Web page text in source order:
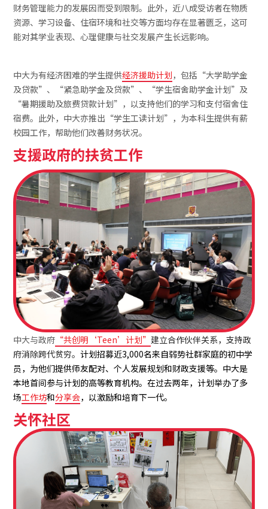
财务管理能力的发展因而受到限制。此外，近八成受访者在物质
资源、学习设备、住宿环境和社交等方面均存在显著匮乏，这可
能对其学业表现、心理健康与社交发展产生长远影响。
中大为有经济困难的学生提供经济援助计划，包括“大学助学金
及贷款”、“紧急助学金及贷款”、“学生宿舍助学金计划”及
“暑期援助及旅费贷款计划”，以支持他们的学习和支付宿舍住
宿费。此外，中大亦推出“学生工读计划”，为本科生提供有薪
校园工作，帮助他们改善财务状况。
支援政府的扶贫工作
中大与政府 “共创明‘Teen’计划” 建立合作伙伴关系，支持政
府消除跨代贫穷。计划招募近3,000名来自弱势社群家庭的初中学
员，为他们提供师友配对、个人发展规划和财政支援等。中大是
本地首间参与计划的高等教育机构。在过去两年，计划举办了多
场工作坊和分享会，以激励和培育下一代。
关怀社区